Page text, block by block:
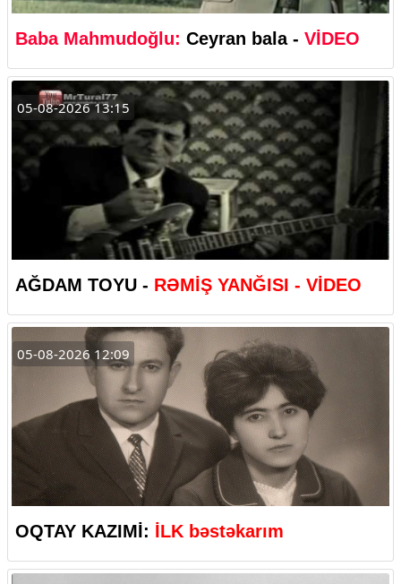
Baba Mahmudoğlu: Ceyran bala - VİDEO
05-08-2026 13:15
AĞDAM TOYU - RƏMİŞ YANĞISI - VİDEO
05-08-2026 12:09
OQTAY KAZIMİ: İLK bəstəkarım